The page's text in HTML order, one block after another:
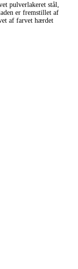
pulverlakeret stål,
er fremstillet af
af farvet hærdet